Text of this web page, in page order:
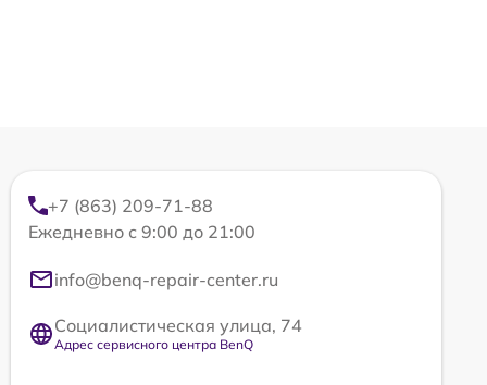
+7 (863) 209-71-88
Ежедневно с 9:00 до 21:00
info@benq-repair-center.ru
Социалистическая улица, 74
Адрес сервисного центра BenQ